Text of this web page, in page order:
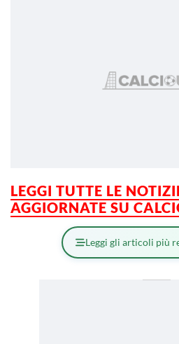
LEGGI TUTTE LE
AGGIORNATE SU
Leggi gli articoli più